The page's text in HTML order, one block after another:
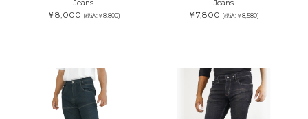
Jeans
￥8,000 (税込:￥8,800)
Jeans
￥7,800 (税込:￥8,580)